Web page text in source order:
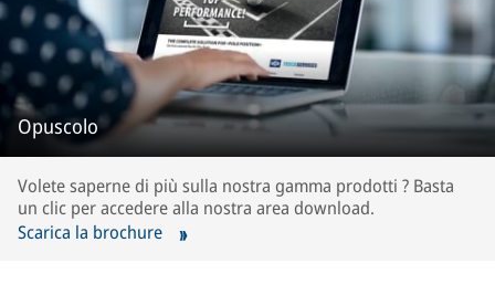
Opuscolo
Volete saperne di più sulla nostra gamma prodotti ? Basta
un clic per accedere alla nostra area download.
Scarica la brochure